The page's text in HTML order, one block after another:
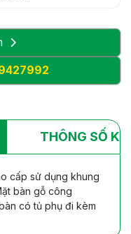
THÔNG SỐ
cấp sử dụng khung
bàn gỗ công
có tủ phụ đi kèm